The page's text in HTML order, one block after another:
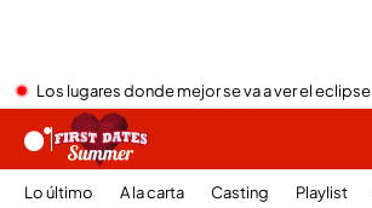
Los lugares donde mejor se va a ver el eclipse
Lo último A la carta Casting Playlist